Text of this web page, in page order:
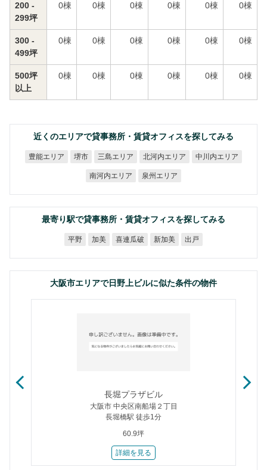
200 -
299坪
0棟 0棟 0棟 0棟 0棟 0棟
300 -
499坪
0棟 0棟 0棟 0棟 0棟 0棟
500坪
以上
0棟 0棟 0棟 0棟 0棟 0棟
近くのエリアで貸事務所・賃貸オフィスを探してみる
豊能エリア 堺市 三島エリア 北河内エリア 中川内エリア
南河内エリア 泉州エリア
最寄り駅で貸事務所・賃貸オフィスを探してみる
平野 加美 喜連瓜破 新加美 出戸
大阪市エリアで日野上ビルに似た条件の物件
長堀プラザビル
大阪市 中央区南船場２丁目
長堀橋駅 徒歩1分
60.9坪
詳細を見る